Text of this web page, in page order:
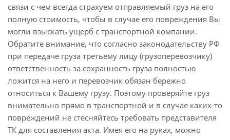
связи с чем всегда страхуем отправляемый груз на его
полную стоимость, чтобы в случае его повреждения Вы
могли взыскать ущерб с транспортной компании.
Обратите внимание, что согласно законодательству РФ
при передаче груза третьему лицу (грузоперевозчику)
ответственность за сохранность груза полностью
ложится на него и перевозчик обязан бережно
относиться к Вашему грузу. Поэтому проверяйте груз
внимательно прямо в транспортной и в случае каких-то
повреждений не стесняйтесь требовать представителя
ТК для составления акта. Имея его на руках, можно